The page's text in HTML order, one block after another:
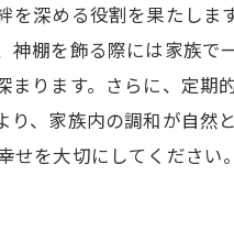
深める役割を果たしま
神棚を飾る際には家族で
ります。さらに、定期
、家族内の調和が自然と
せを大切にしてください